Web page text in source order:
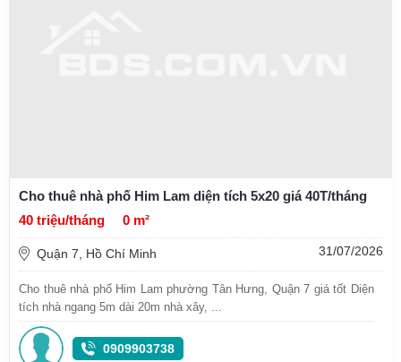
Cho thuê nhà phố Him Lam diện tích 5x20 giá 40T/tháng
40 triệu/tháng
0 m²
Quận 7, Hồ Chí Minh 31/07/2026
Cho thuê nhà phố Him Lam phường Tân Hưng, Quận 7 giá tốt Diện
tích nhà ngang 5m dài 20m nhà xây, ...
0909903738